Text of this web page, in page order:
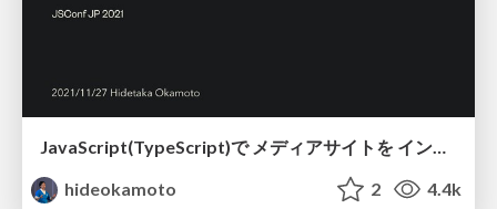
JavaScript(TypeScript)で メディアサイトを インフラから構築する方法 / jsconf-jp-2021
hideokamoto
2 4.4k